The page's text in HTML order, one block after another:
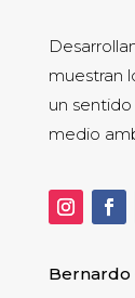
muestran
un
medio
Bernardo